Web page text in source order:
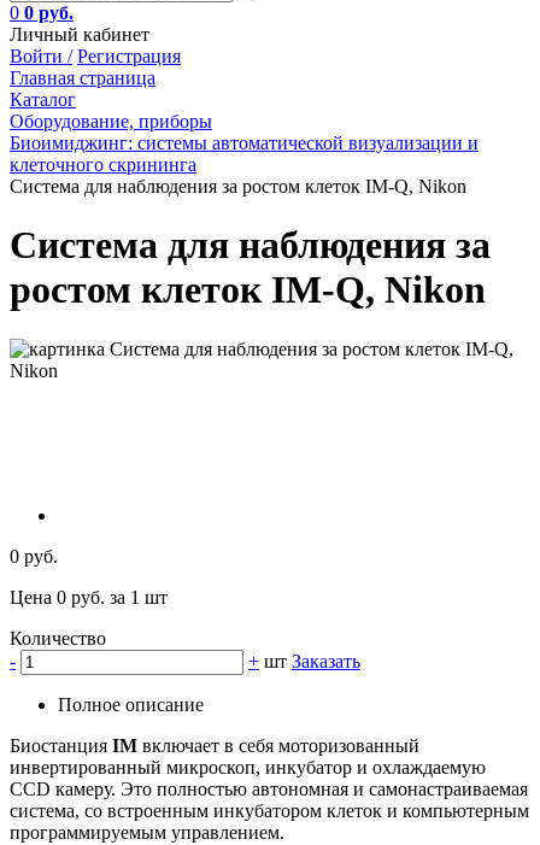
0 0 руб.
Личный кабинет
Войти / Регистрация
Главная страница
Каталог
Оборудование, приборы
Биоимиджинг: системы автоматической визуализации и
клеточного скрининга
Система для наблюдения за ростом клеток IM-Q, Nikon
Система для наблюдения за
ростом клеток IM-Q, Nikon
0 руб.
Цена 0 руб. за 1 шт
Количество
-
+ шт Заказать
Полное описание
Биостанция IM включает в себя моторизованный
инвертированный микроскоп, инкубатор и охлаждаемую
CCD камеру. Это полностью автономная и самонастраиваемая
система, со встроенным инкубатором клеток и компьютерным
программируемым управлением.